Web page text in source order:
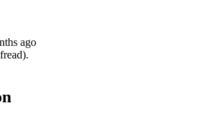
ago